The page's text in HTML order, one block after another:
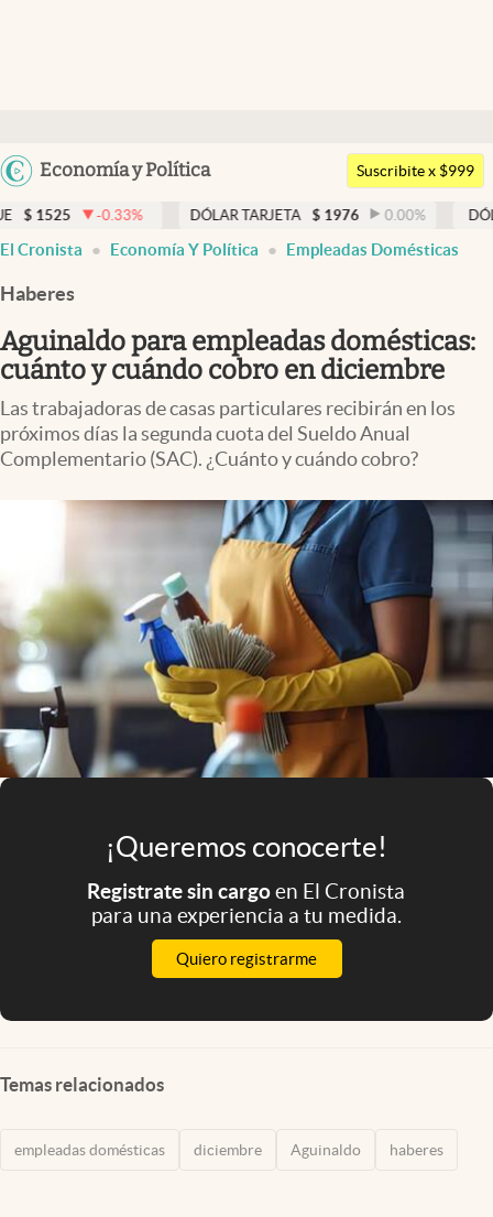
Argentina
Uruguay
Economía y Política
Members
Economía y Política
Finanzas y Mercados
Mercados Online
Negocios
Columnistas
Otras secciones
Apertura
Infotechnology
Mundial 2026
Eventos Corporativos
El Cronista Studio
Mediakit
Suscribite x $999
-0.33% DÓLAR TARJETA $ 1976 0.00 % DÓLAR MEP $
El Cronista Economía Y Política Empleadas Domésticas
Haberes
Aguinaldo para empleadas domésticas:
cuánto y cuándo cobro en diciembre
Las trabajadoras de casas particulares recibirán en los
próximos días la segunda cuota del Sueldo Anual
Complementario (SAC). ¿Cuánto y cuándo cobro?
¡Queremos conocerte!
Registrate sin cargoen El Cronista
para una experiencia a tu medida.
Quiero registrarme
Temas relacionados
empleadas domésticas diciembre Aguinaldo haberes